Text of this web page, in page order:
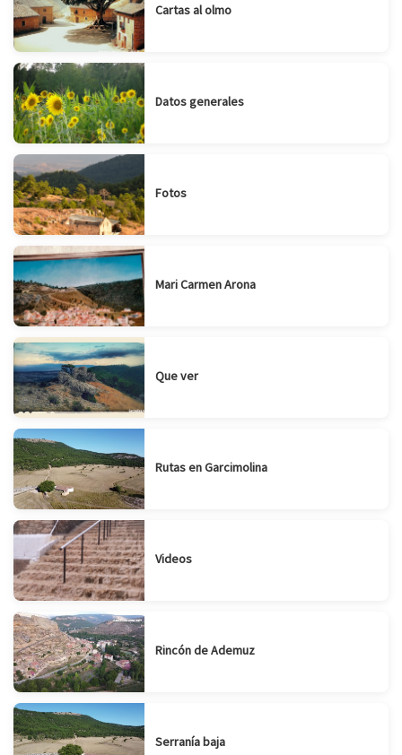
Cartas al olmo
Datos generales
Fotos
Mari Carmen Arona
Que ver
Rutas en Garcimolina
Videos
Rincón de Ademuz
Serranía baja